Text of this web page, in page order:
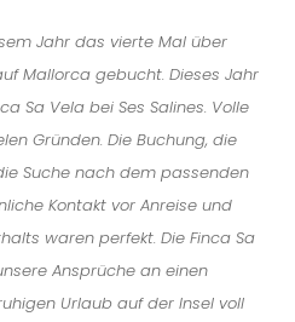
Jahr das vierte Mal über
Mallorca gebucht. Dieses Jahr
Sa Vela bei Ses Salines. Volle
Gründen. Die Buchung, die
Suche nach dem passenden
Kontakt vor Anreise und
waren perfekt. Die Finca Sa
Ansprüche an einen
Urlaub auf der Insel voll